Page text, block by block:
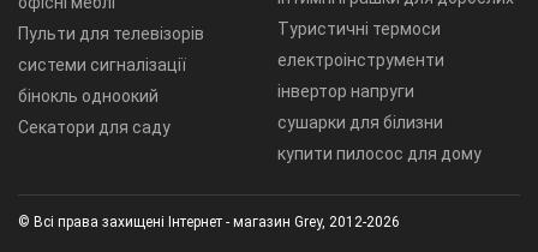
Пульти для телевізорів
системи сигналізації
бінокль одноокий
Секатори для саду
Туристичні термоси
електроінструменти
інвертор напруги
сушарки для білизни
купити пилосос для дому
© Всі права захищені Інтернет - магазин Grey, 2012-2026